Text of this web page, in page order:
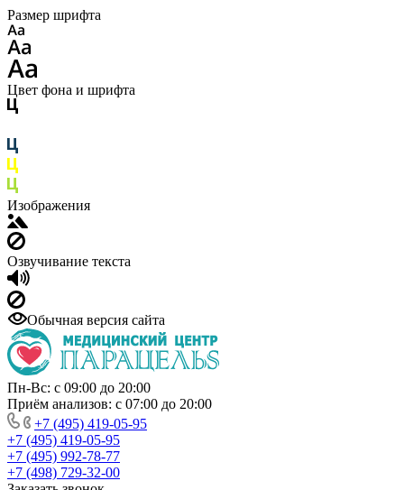
Размер шрифта
Цвет фона и шрифта
Изображения
Озвучивание текста
Обычная версия сайта
Пн-Вс: с 09:00 до 20:00
Приём анализов: с 07:00 до 20:00
+7 (495) 419-05-95
+7 (495) 419-05-95
+7 (495) 992-78-77
+7 (498) 729-32-00